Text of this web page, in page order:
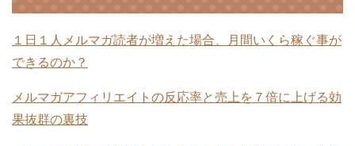
１日１人メルマガ読者が増えた場合、月間いくら稼ぐ事が
できるのか？
メルマガアフィリエイトの反応率と売上を７倍に上げる効
果抜群の裏技